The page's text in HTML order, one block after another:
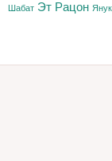
Шабат Эт Рацон